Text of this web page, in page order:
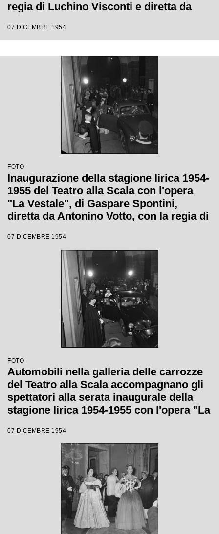
regia di Luchino Visconti e diretta da
07 DICEMBRE 1954
FOTO
Inaugurazione della stagione lirica 1954-
1955 del Teatro alla Scala con l'opera
"La Vestale", di Gaspare Spontini,
diretta da Antonino Votto, con la regia di
07 DICEMBRE 1954
FOTO
Automobili nella galleria delle carrozze
del Teatro alla Scala accompagnano gli
spettatori alla serata inaugurale della
stagione lirica 1954-1955 con l'opera "La
Antonino Votto, con la regia di Luchino
07 DICEMBRE 1954